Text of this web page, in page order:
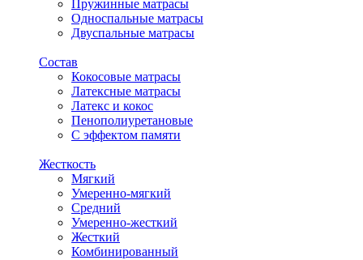
Пружинные матрасы
Односпальные матрасы
Двуспальные матрасы
Состав
Кокосовые матрасы
Латексные матрасы
Латекс и кокос
Пенополиуретановые
С эффектом памяти
Жесткость
Мягкий
Умеренно-мягкий
Средний
Умеренно-жесткий
Жесткий
Комбинированный